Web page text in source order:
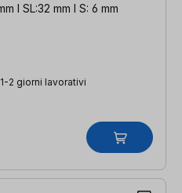
l SL:32 mm l S: 6 mm
2 giorni lavorativi